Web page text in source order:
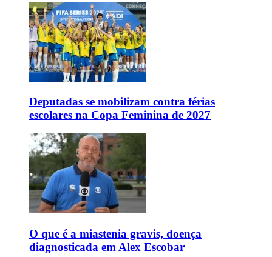
Deputadas se mobilizam contra férias
escolares na Copa Feminina de 2027
O que é a miastenia gravis, doença
diagnosticada em Alex Escobar